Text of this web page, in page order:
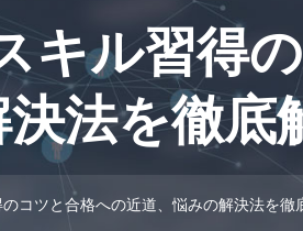
キル習得
法を徹底
コツと合格への近道、悩みの解決法を徹